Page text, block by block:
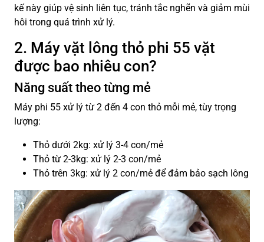
kế này giúp vệ sinh liên tục, tránh tắc nghẽn và giảm mùi
hôi trong quá trình xử lý.
2. Máy vặt lông thỏ phi 55 vặt
được bao nhiêu con?
Năng suất theo từng mẻ
Máy phi 55 xử lý từ 2 đến 4 con thỏ mỗi mẻ, tùy trọng
lượng:
Thỏ dưới 2kg: xử lý 3-4 con/mẻ
Thỏ từ 2-3kg: xử lý 2-3 con/mẻ
Thỏ trên 3kg: xử lý 2 con/mẻ để đảm bảo sạch lông